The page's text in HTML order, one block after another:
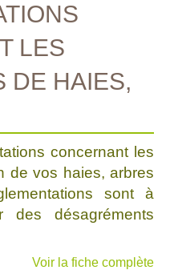
LES
DE HAIES,
concernant les
de vos haies, arbres
sont à
des désagréments
Voir la fiche complète